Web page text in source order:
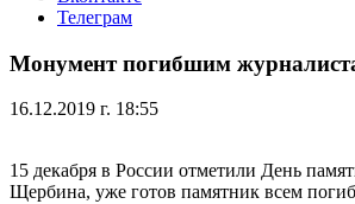
Телеграм
Монумент погибшим
16.12.2019 г. 18:55
15 декабря в России отметили День
Щербина, уже готов памятник всем